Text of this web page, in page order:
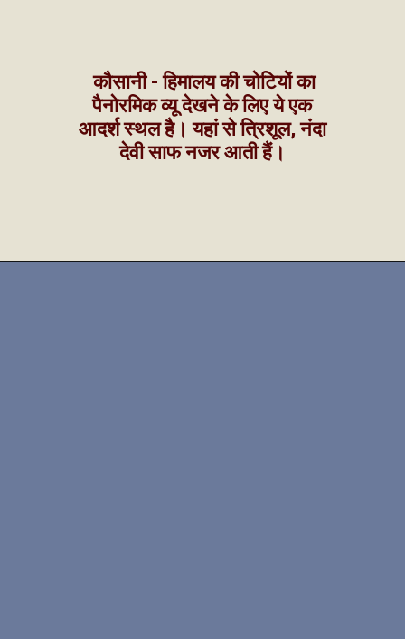
कौसानी - हिमालय की चोटियों का
पैनोरमिक व्यू देखने के लिए ये एक
आदर्श स्थल है। यहां से त्रिशूल, नंदा
देवी साफ नजर आती हैं।